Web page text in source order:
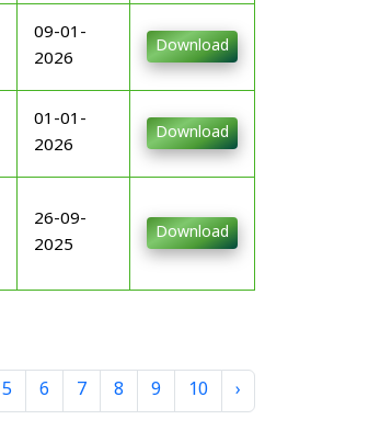
09-01-
2026
Download
01-01-
2026
Download
26-09-
2025
Download
5 6 7 8 9 10 ›